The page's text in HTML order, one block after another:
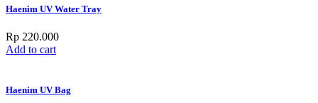
Haenim UV Water Tray
Rp 220.000
Add to cart
Haenim UV Bag